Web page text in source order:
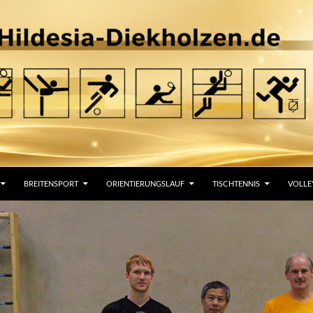
BREITENSPORT ORIENTIERUNGSLAUF TISCHTENNIS